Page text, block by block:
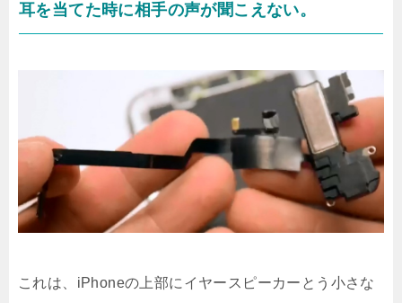
耳を当てた時に相手の声が聞こえない。
これは、iPhoneの上部にイヤースピーカーとう小さな